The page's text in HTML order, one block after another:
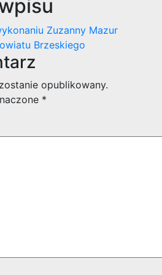
Zuzanny Mazur
Brzeskiego
opublikowany.
*